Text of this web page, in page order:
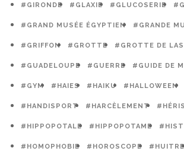
#GIRONDE #GLAXIE #GLUCOSERIE
#GRAND MUSÉE ÉGYPTIEN #GRANDE
#GRIFFON #GROTTE #GROTTE DE
#GUADELOUPE #GUERRE #GUIDE DE
#GYM #HAIES #HAIKU #HALLOWEEN
#HANDISPORT #HARCÈLEMENT
#HIPPOPOTALE #HIPPOPOTAME
#HOMOPHOBIE #HOROSCOPE #HUITRE